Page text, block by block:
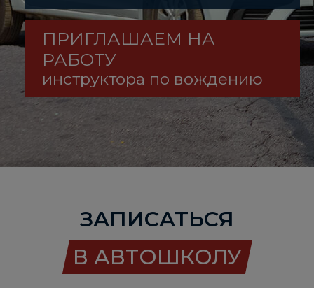
ПРИГЛАШАЕМ НА
РАБОТУ
инструктора по вождению
ЗАПИСАТЬСЯ
В АВТОШКОЛУ